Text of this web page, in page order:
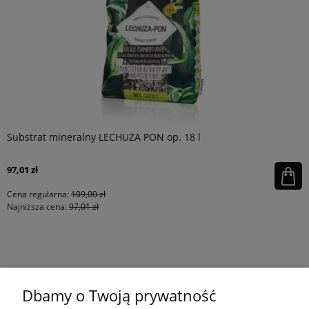
Substrat mineralny LECHUZA PON op. 18 l
97,01 zł
Cena regularna: 109,00 zł
Najniższa cena: 97,01 zł
Dbamy o Twoją prywatność